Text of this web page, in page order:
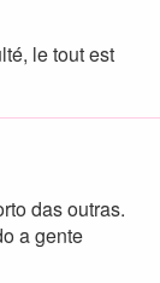
le tout est
das outras.
a gente